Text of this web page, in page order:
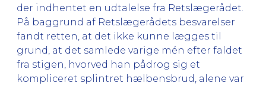
der indhentet en udtalelse fra Retslægerådet.
På baggrund af Retslægerådets besvarelser
fandt retten, at det ikke kunne lægges til
grund, at det samlede varige mén efter faldet
fra stigen, hvorved han pådrog sig et
kompliceret splintret hælbensbrud, alene var